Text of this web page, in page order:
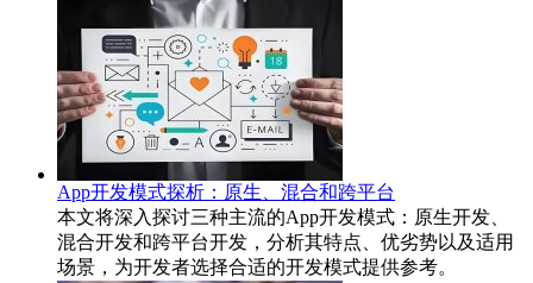
App开发模式探析：原生、混合和跨平台
本文将深入探讨三种主流的App开发模式：原生开发、
混合开发和跨平台开发，分析其特点、优劣势以及适用
场景，为开发者选择合适的开发模式提供参考。